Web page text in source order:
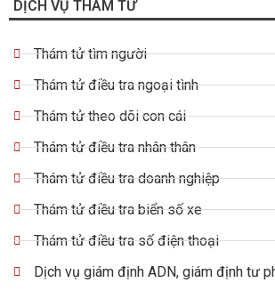
DỊCH VỤ THÁM TỬ
Thám tử tìm người
Thám tử điều tra ngoại tình
Thám tử theo dõi con cái
Thám tử điều tra nhân thân
Thám tử điều tra doanh nghiệp
Thám tử điều tra biển số xe
Thám tử điều tra số điện thoại
Dịch vụ giám định ADN, giám định tư